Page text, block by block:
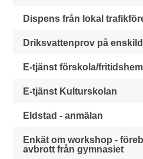
Dispens från lokal
Driksvattenprov på
E-tjänst förskola/fritidshem
E-tjänst Kulturskolan
Eldstad - anmälan
Enkät om workshop -
avbrott från gymnasiet